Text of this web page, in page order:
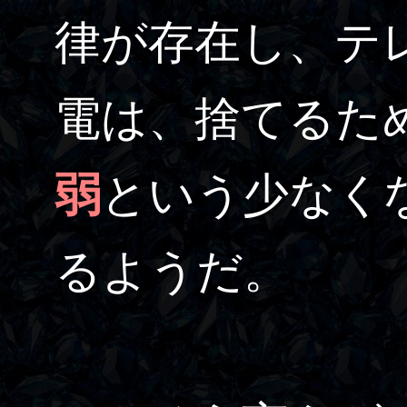
律が存在し、テ
電は、捨てるた
弱という少なく
るようだ。